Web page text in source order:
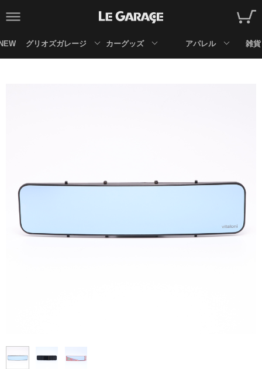
グリオズガレージ カーグッズ アパレル 雑貨